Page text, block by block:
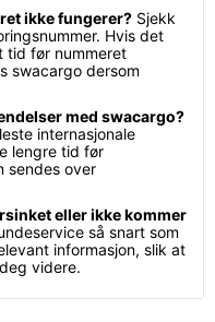
ikke fungerer? Sjekk
Hvis det
tid før nummeret
swacargo dersom
med swacargo?
internasjonale
lengre tid før
sendes over
eller ikke kommer
så snart som
informasjon, slik at
videre.